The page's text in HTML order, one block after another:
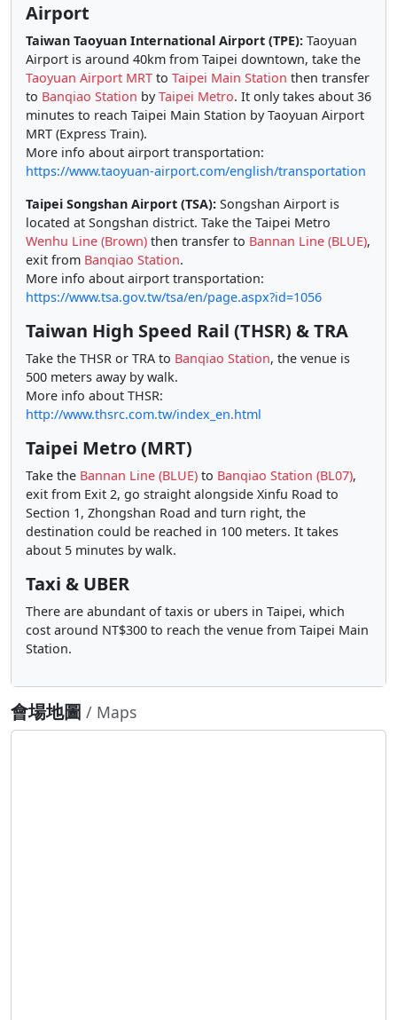
Airport
Taiwan Taoyuan International Airport (TPE): Taoyuan
Airport is around 40km from Taipei downtown, take the
Taoyuan Airport MRT to Taipei Main Station then transfer
to Banqiao Station byTaipei Metro. It only takes about 36
minutes to reach Taipei Main Station by Taoyuan Airport
MRT (Express Train).
More info about airport transportation:
https://www.taoyuan-airport.com/english/transportation
Taipei Songshan Airport (TSA): Songshan Airport is
located at Songshan district. Take the Taipei Metro
Wenhu Line (Brown) then transfer to Bannan Line (BLUE),
exit from Banqiao Station.
More info about airport transportation:
https://www.tsa.gov.tw/tsa/en/page.aspx?id=1056
Taiwan High Speed Rail (THSR) & TRA
Take the THSR or TRA to Banqiao Station, the venue is
500 meters away by walk.
More info about THSR:
http://www.thsrc.com.tw/index_en.html
Taipei Metro (MRT)
Take the Bannan Line (BLUE) to Banqiao Station (BL07),
exit from Exit 2, go straight alongside Xinfu Road to
Section 1, Zhongshan Road and turn right, the
destination could be reached in 100 meters. It takes
about 5 minutes by walk.
Taxi & UBER
There are abundant of taxis or ubers in Taipei, which
cost around NT$300 to reach the venue from Taipei Main
Station.
會場地圖 / Maps